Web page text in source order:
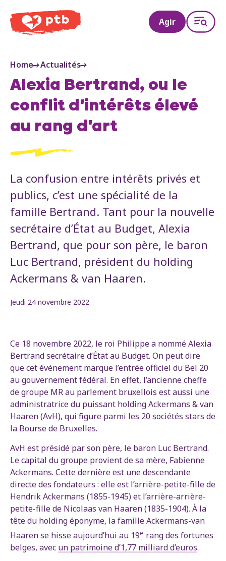
PTB
Agir
Home Actualités
Alexia Bertrand, ou le
conflit d'intérêts élevé
au rang d'art
La confusion entre intérêts privés et
publics, c’est une spécialité de la
famille Bertrand. Tant pour la nouvelle
secrétaire d’État au Budget, Alexia
Bertrand, que pour son père, le baron
Luc Bertrand, président du holding
Ackermans & van Haaren.
Jeudi 24 novembre 2022
Ce 18 novembre 2022, le roi Philippe a nommé Alexia
Bertrand secrétaire d’État au Budget. On peut dire
que cet événement marque l’entrée officiel du Bel 20
au gouvernement fédéral. En effet, l’ancienne cheffe
de groupe MR au parlement bruxellois est aussi une
administratrice du puissant holding Ackermans & van
Haaren (AvH), qui figure parmi les 20 sociétés stars de
la Bourse de Bruxelles.
AvH est présidé par son père, le baron Luc Bertrand.
Le capital du groupe provient de sa mère, Fabienne
Ackermans. Cette dernière est une descendante
directe des fondateurs : elle est l’arrière-petite-fille de
Hendrik Ackermans (1855-1945) et l’arrière-arrière-
petite-fille de Nicolaas van Haaren (1835-1904). À la
tête du holding éponyme, la famille Ackermans-van
Haaren se hisse aujourd’hui au 19e rang des fortunes
belges, avec un patrimoine d’1,77 milliard d’euros.